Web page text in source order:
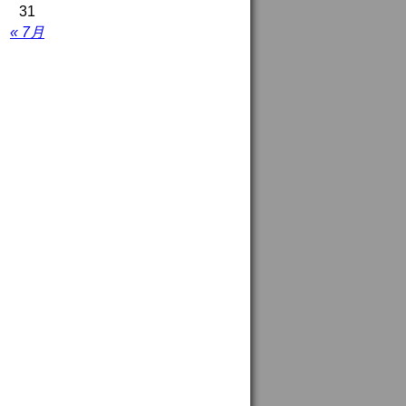
« 7月
31